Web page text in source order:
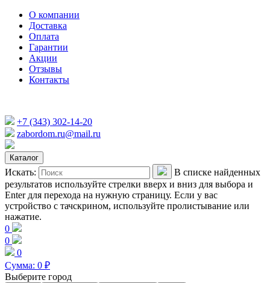
О компании
Доставка
Оплата
Гарантии
Акции
Отзывы
Контакты
+7 (343) 302-14-20
zabordom.ru@mail.ru
Каталог
Искать:
В списке найденных
результатов используйте стрелки вверх и вниз для выбора и
Enter для перехода на нужную страницу. Если у вас
устройство с тачскрином, используйте пролистывание или
нажатие.
0
0
0
Сумма: 0 ₽
Выберите город